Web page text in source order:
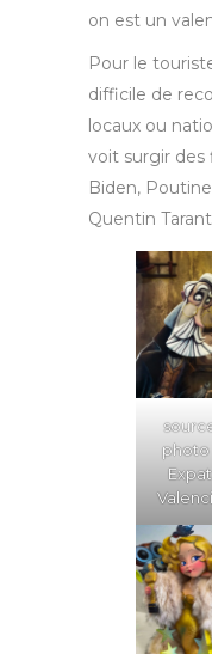
on est un
Pour le
difficile de
locaux ou
voit surgir des
Biden,
Quentin
photo
Expat